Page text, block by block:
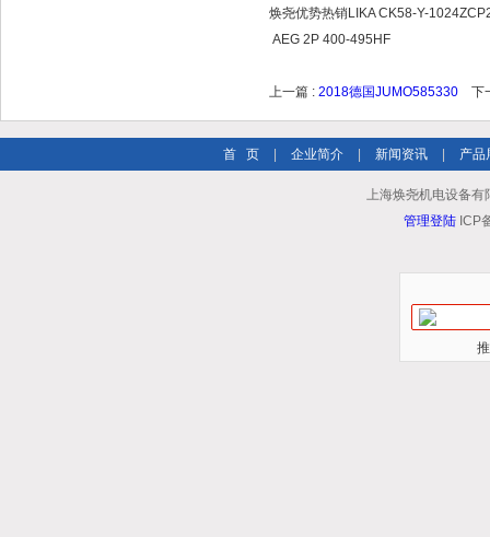
焕尧优势热销LIKA CK58-Y-
AEG 2P 400-495HF
上一篇 : 2018德国JUMO585330 下
首 页 企业简介 新闻资讯 产品
上海焕尧机电设备有
管理登陆 ICP